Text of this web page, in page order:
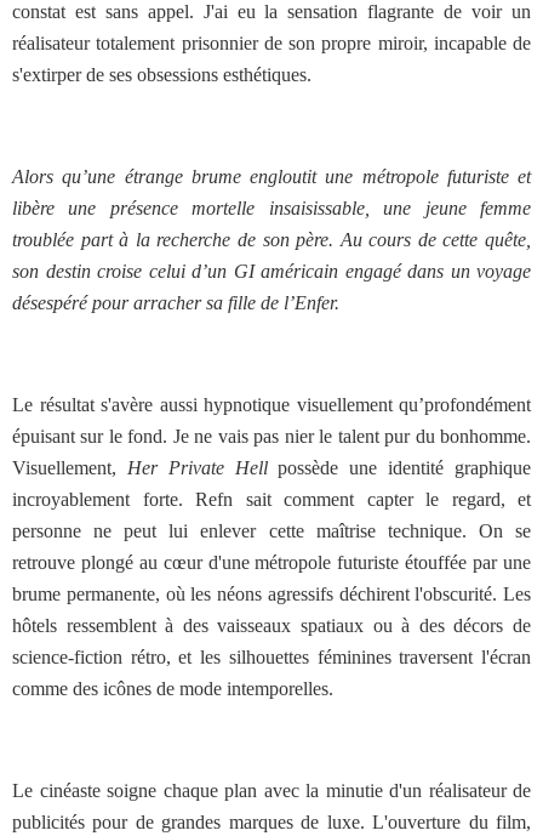
constat est sans appel. J'ai eu la sensation flagrante de voir un
réalisateur totalement prisonnier de son propre miroir, incapable de
s'extirper de ses obsessions esthétiques.
Alors qu’une étrange brume engloutit une métropole futuriste et
libère une présence mortelle insaisissable, une jeune femme
troublée part à la recherche de son père. Au cours de cette quête,
son destin croise celui d’un GI américain engagé dans un voyage
désespéré pour arracher sa fille de l’Enfer.
Le résultat s'avère aussi hypnotique visuellement qu’profondément
épuisant sur le fond. Je ne vais pas nier le talent pur du bonhomme.
Visuellement, Her Private Hellpossède une identité graphique
incroyablement forte. Refn sait comment capter le regard, et
personne ne peut lui enlever cette maîtrise technique. On se
retrouve plongé au cœur d'une métropole futuriste étouffée par une
brume permanente, où les néons agressifs déchirent l'obscurité. Les
hôtels ressemblent à des vaisseaux spatiaux ou à des décors de
science-fiction rétro, et les silhouettes féminines traversent l'écran
comme des icônes de mode intemporelles.
Le cinéaste soigne chaque plan avec la minutie d'un réalisateur de
publicités pour de grandes marques de luxe. L'ouverture du film,